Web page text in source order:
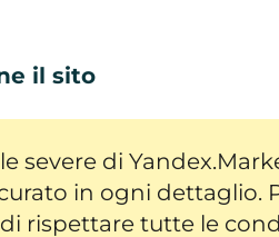
il sito
severe di
in ogni dettaglio.
rispettare tutte le